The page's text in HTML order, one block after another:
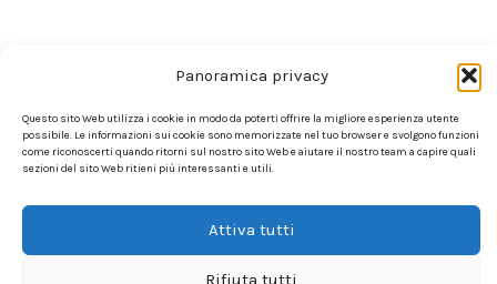
Panoramica privacy
Questo sito Web utilizza i cookie in modo da poterti offrire la migliore esperienza utente
possibile. Le informazioni sui cookie sono memorizzate nel tuo browser e svolgono funzioni
come riconoscerti quando ritorni sul nostro sito Web e aiutare il nostro team a capire quali
sezioni del sito Web ritieni più interessanti e utili.
Attiva tutti